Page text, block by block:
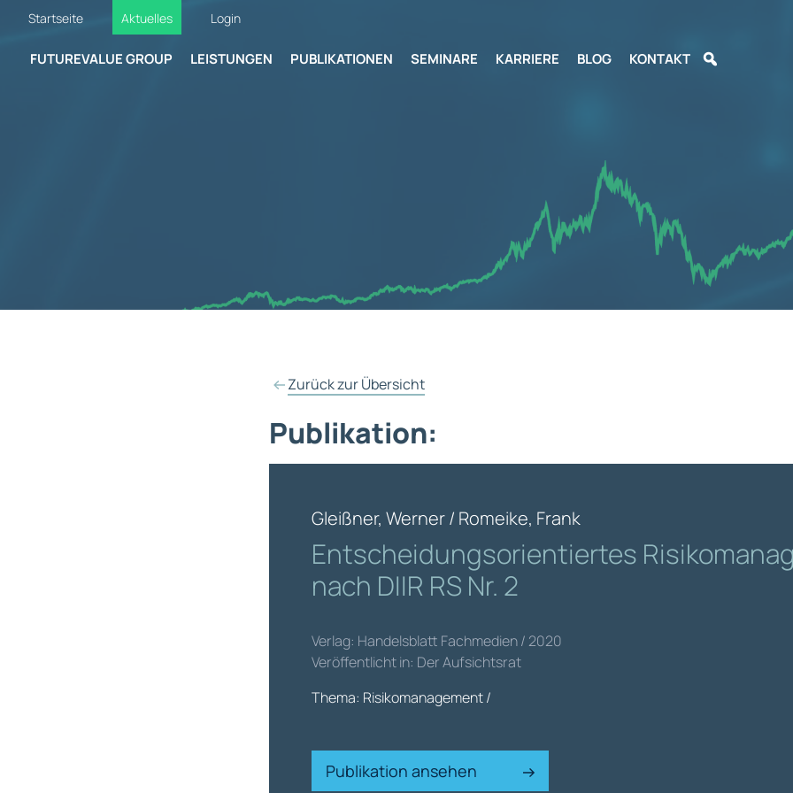
Startseite Aktuelles Login
FUTUREVALUE GROUP LEISTUNGEN PUBLIKATIONEN SEMINARE KARRIERE BLOG KONTAKT
Zurück zur Übersicht
Publikation:
Gleißner, Werner / Romeike, Frank
Entscheidungsorientiertes
nach DIIR RS Nr. 2
Verlag: Handelsblatt Fachmedien / 2020
Veröffentlicht in: Der Aufsichtsrat
Thema: Risikomanagement /
Publikation ansehen